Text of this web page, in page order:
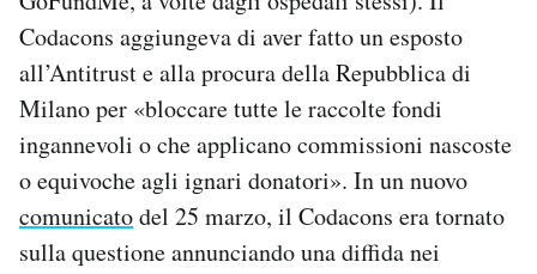
Codacons aggiungeva di aver fatto un esposto
all’Antitrust e alla procura della Repubblica di
Milano per «bloccare tutte le raccolte fondi
ingannevoli o che applicano commissioni nascoste
o equivoche agli ignari donatori». In un nuovo
comunicatodel 25 marzo, il Codacons era tornato
sulla questione annunciando una diffida nei